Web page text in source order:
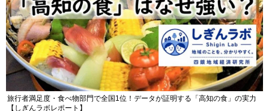
旅行者満足度・食べ物部門で全国1位！データが証明する「高知の食」の実力
【しぎんラボレポート】